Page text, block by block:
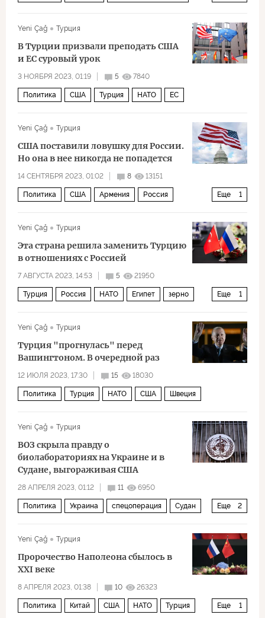
Yeni Çağ
Турция
В Турции призвали преподать США
и ЕС суровый урок
3 НОЯБРЯ 2023, 01:19 5 7840
Политика США Турция НАТО ЕС
Yeni Çağ Турция
США поставили ловушку для России.
Но она в нее никогда не попадется
14 СЕНТЯБРЯ 2023, 01:02 8 13151
Еще 1
Политика США Армения Россия
Yeni Çağ
Турция
Эта страна решила заменить Турцию
в отношениях с Россией
7 АВГУСТА 2023, 14:53 5 21950
Еще 1
Турция Россия НАТО Египет зерно
Yeni Çağ
Турция
Турция "прогнулась" перед
Вашингтоном. В очередной раз
12 ИЮЛЯ 2023, 17:30 15 18030
Политика Турция НАТО США Швеция
Yeni Çağ Турция
ВОЗ скрыла правду о
биолабораториях на Украине и в
Судане, выгораживая США
28 АПРЕЛЯ 2023, 01:12 11 6950
Еще 2
Политика Украина спецоперация Судан
Yeni Çağ
Турция
Пророчество Наполеона сбылось в
XXI веке
8 АПРЕЛЯ 2023, 01:38 10 26323
Еще 1
Политика Китай США НАТО Турция